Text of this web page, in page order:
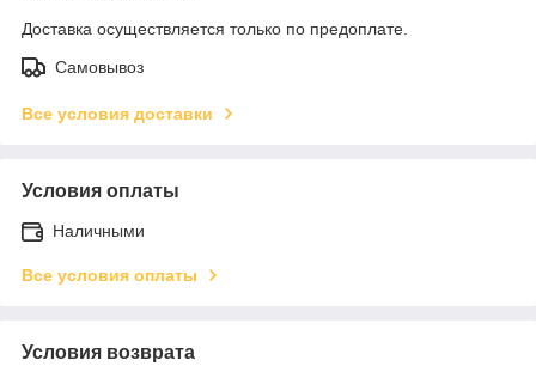
Доставка осуществляется только по предоплате.
Самовывоз
Все условия доставки
Условия оплаты
Наличными
Все условия оплаты
Условия возврата